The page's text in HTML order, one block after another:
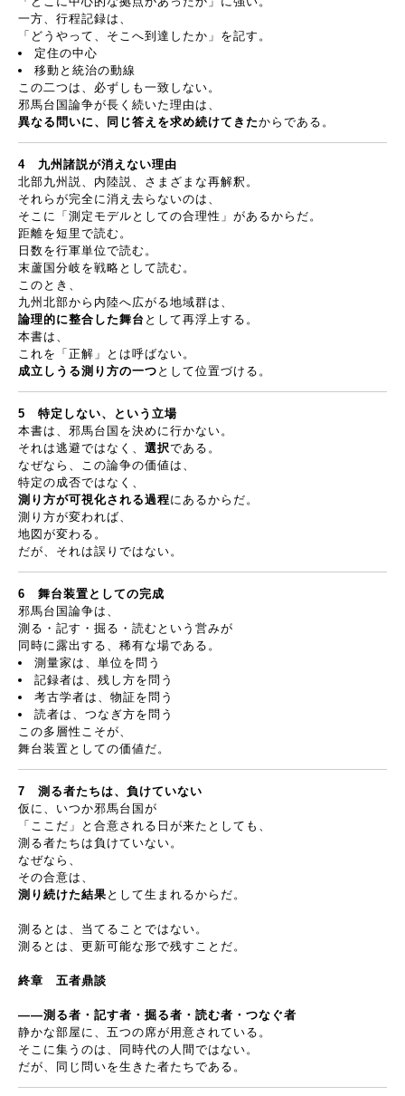
一方、行程記録は、
「どうやって、そこへ到達したか」を記す。
定住の中心
移動と統治の動線
この二つは、必ずしも一致しない。
邪馬台国論争が長く続いた理由は、
異なる問いに、同じ答えを求め続けてきたからである。
4 九州諸説が消えない理由
北部九州説、内陸説、さまざまな再解釈。
それらが完全に消え去らないのは、
そこに「測定モデルとしての合理性」があるからだ。
距離を短里で読む。
日数を行軍単位で読む。
末蘆国分岐を戦略として読む。
このとき、
九州北部から内陸へ広がる地域群は、
論理的に整合した舞台 として再浮上する。
本書は、
これを「正解」とは呼ばない。
成立しうる測り方の一つ として位置づける。
5 特定しない、という立場
本書は、邪馬台国を決めに行かない。
それは逃避ではなく、 選択である。
なぜなら、この論争の価値は、
特定の成否ではなく、
測り方が可視化される過程にあるからだ。
測り方が変われば、
地図が変わる。
だが、それは誤りではない。
6 舞台装置としての完成
邪馬台国論争は、
測る・記す・掘る・読むという営みが
同時に露出する、稀有な場である。
測量家は、単位を問う
記録者は、残し方を問う
考古学者は、物証を問う
読者は、つなぎ方を問う
この多層性こそが、
舞台装置としての価値だ。
7 測る者たちは、負けていない
仮に、いつか邪馬台国が
「ここだ」と合意される日が来たとしても、
測る者たちは負けていない。
なぜなら、
その合意は、
測り続けた結果 として生まれるからだ。
測るとは、当てることではない。
測るとは、更新可能な形で残すことだ。
終章 五者鼎談
――測る者・記す者・掘る者・読む者・つなぐ者
静かな部屋に、五つの席が用意されている。
そこに集うのは、同時代の人間ではない。
だが、同じ問いを生きた者たちである。